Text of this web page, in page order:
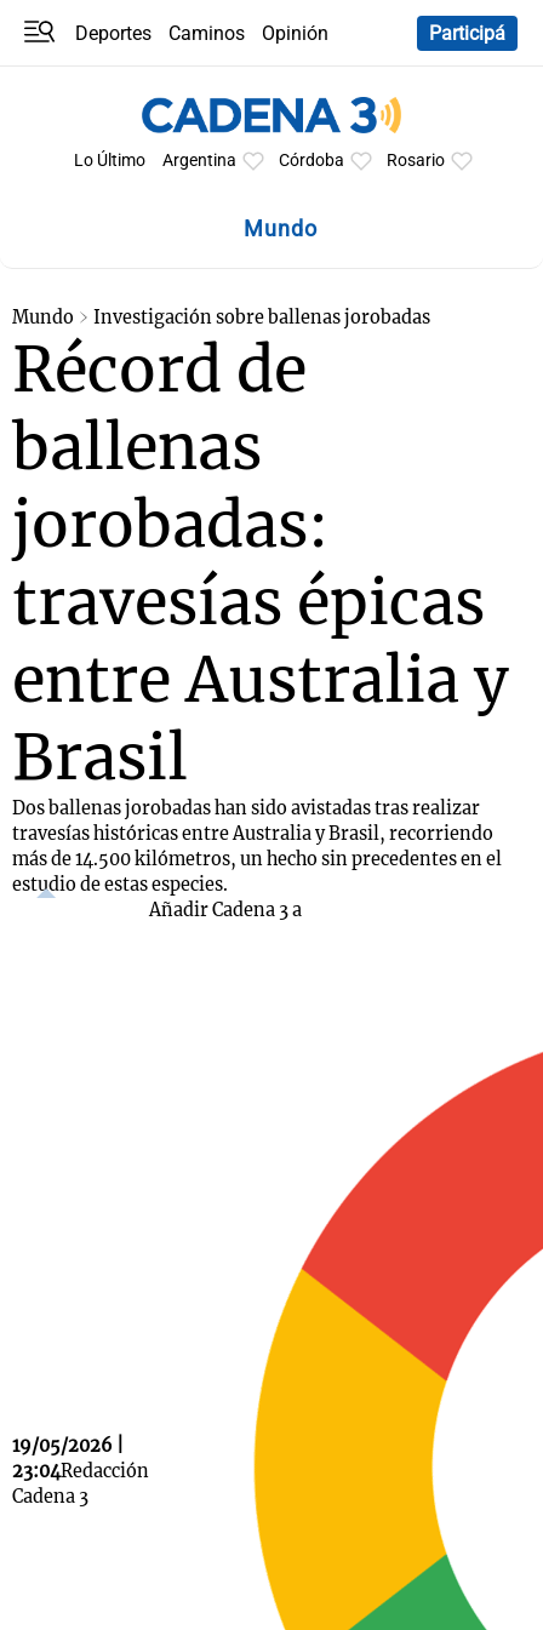
Deportes Caminos
Opinión
Participá
Lo Último Argentina Córdoba Rosario
Mundo
Mundo Investigación sobre ballenas jorobadas
Récord de
ballenas
jorobadas:
travesías épicas
entre Australia y
Brasil
Dos ballenas jorobadas han sido avistadas tras realizar
travesías históricas entre Australia y Brasil, recorriendo
más de 14.500 kilómetros, un hecho sin precedentes en el
estudio de estas especies.
19/05/2026 |
23:04Redacción
Cadena 3
Añadir Cadena 3 a